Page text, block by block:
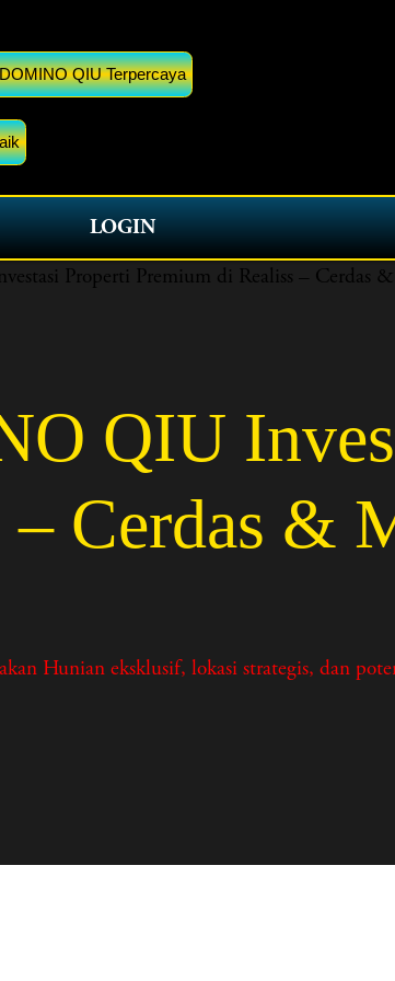
QIU Terpercaya
LOGIN
Properti Premium di Realiss – Cerdas
QIU
– Cerdas &
Hunian eksklusif, lokasi strategis, dan